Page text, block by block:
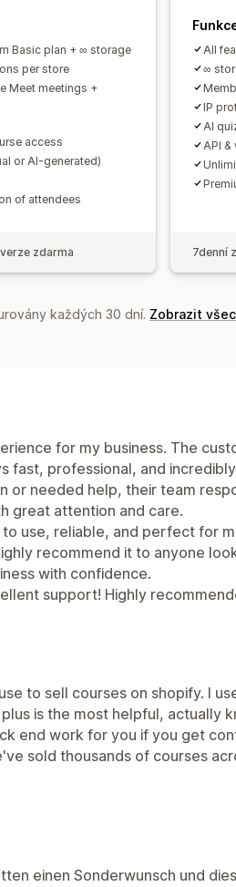
Basic plan + ∞ storage
per store
Meet meetings +
access
or AI-generated)
of attendees
zdarma
All
∞
IP
AI
API
7denní
každých 30 dní. Zobrazit
for my business. The
fast, professional, and
or needed help, their team
great attention and care.
use, reliable, and perfect for
recommend it to anyone
with confidence.
support! Highly
to sell courses on shopify. I
is the most helpful, actually
end work for you if you get
sold thousands of courses
einen Sonderwunsch und